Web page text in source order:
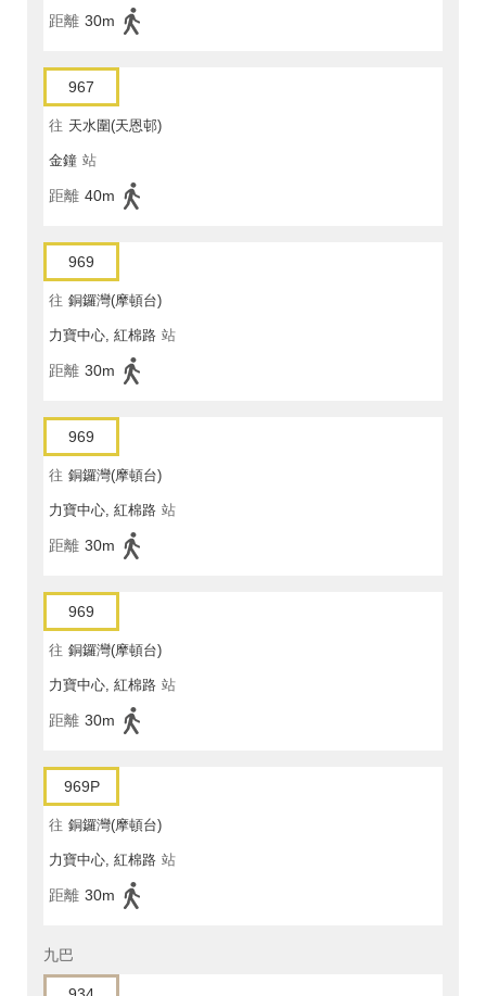
距離 30m
967
往 天水圍(天恩邨)
金鐘 站
距離 40m
969
往 銅鑼灣(摩頓台)
力寶中心, 紅棉路 站
距離 30m
969
往 銅鑼灣(摩頓台)
力寶中心, 紅棉路 站
距離 30m
969
往 銅鑼灣(摩頓台)
力寶中心, 紅棉路 站
距離 30m
969P
往 銅鑼灣(摩頓台)
力寶中心, 紅棉路 站
距離 30m
九巴